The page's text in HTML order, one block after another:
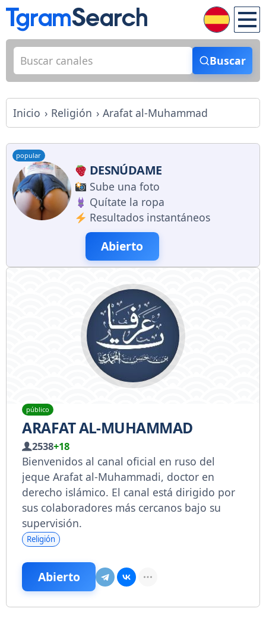
Buscar
Inicio Religión Arafat al-Muhammad
popular
DESNÚDAME
Sube una foto
Quítate la ropa
Resultados instantáneos
Abierto
público
ARAFAT AL-MUHAMMAD
2538+18
Bienvenidos al canal oficial en ruso del
jeque Arafat al-Muhammadi, doctor en
derecho islámico. El canal está dirigido por
sus colaboradores más cercanos bajo su
supervisión.
Religión
Abierto